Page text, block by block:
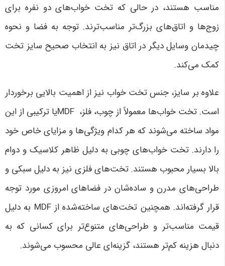
مناسب هستند، در حالی که تخت خواب‌های دو نفره برای
زوج‌ها و اتاق‌های بزرگ‌تر مناسب‌ترند. توجه به فضا و نحوه
چیدمان وسایل دیگر در اتاق نیز به انتخاب صحیح سایز تخت
کمک می‌کند.
علاوه بر سایز، جنس تخت خواب نیز از اهمیت بالایی برخوردار
است. تخت خواب‌ها معمولاً از چوب، فلز، MDFیا ترکیبی از این
مواد ساخته می‌شوند که هر کدام ویژگی‌ها و مزایای خاص خود
را دارند. تخت خواب‌های چوبی به دلیل ظاهر کلاسیک و دوام
بالا بسیار محبوب هستند. تخت‌های فلزی نیز به دلیل سبکی و
طراحی‌های مدرن و ساده‌شان در فضاهای امروزی مورد توجه
قرار گرفته‌اند. همچنین تخت‌های ساخته‌شده از MDF به دلیل
قیمت مناسب‌تر و طراحی‌های متنوع‌تر برای کسانی که به
دنبال هزینه کم‌تر هستند، گزینه‌ای عالی محسوب می‌شوند.